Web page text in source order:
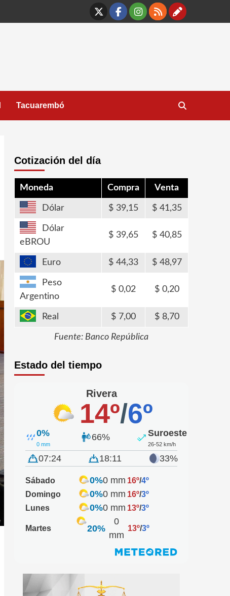
X Facebook
Instagram
RSS
Tacuarembó
Cotización del día
Moneda Compra Venta
Dólar 39,15 41,35
Dólar
eBROU
39,65 40,85
Euro 44,33 48,97
Peso
Argentino
0,02 0,20
Real 7,00 8,70
Fuente: Banco República
Estado del tiempo
Rivera
14º/6º
0%
0 mm
66% Suroeste
26-52 km/h
07:24 18:11 33%
Sábado 0%0 mm 16º/4º
Domingo
0%0 mm 16º/3º
Lunes
0%0 mm 13º/3º
Martes 20%
0
mm
13º/3º